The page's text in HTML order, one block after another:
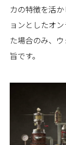
カの特徴を活
ョンとしたオ
た場合のみ、
旨です。